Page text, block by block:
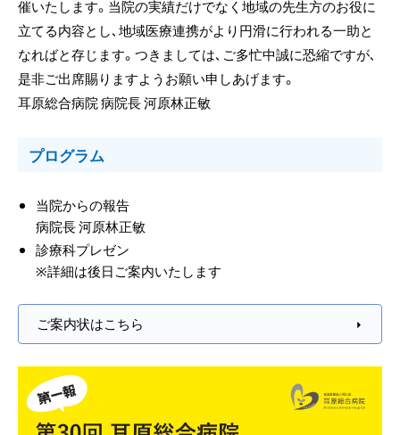
催いたします。当院の実績だけでなく地域の先生方のお役に
立てる内容とし､地域医療連携がより円滑に行われる一助と
なればと存じます。つきましては､ご多忙中誠に恐縮ですが､
是非ご出席賜りますようお願い申しあげます。
耳原総合病院 病院長 河原林正敏
プログラム
当院からの報告
病院長 河原林正敏
診療科プレゼン
※詳細は後日ご案内いたします
ご案内状はこちら